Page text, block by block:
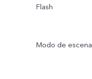
Flash
Modo de escena